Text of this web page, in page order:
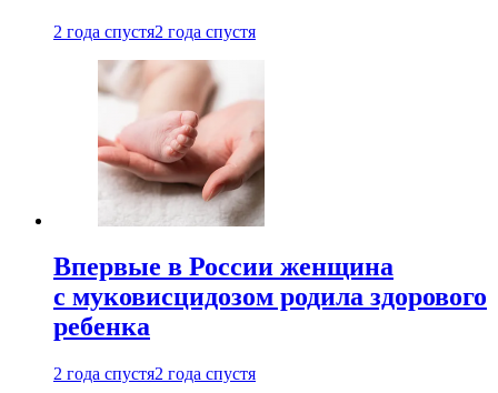
2 года спустя2 года спустя
Впервые в России женщина
с муковисцидозом родила здорового
ребенка
2 года спустя2 года спустя